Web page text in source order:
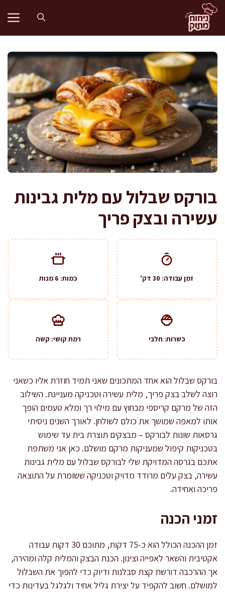
לדלג
לתוכן
בורקס שבלול עם מלית גבינות
עשירה ובצק פריך
זמן עבודה: 30 דק' כמות: 6 מנות
כשרות: חלבי רמת קושי: קשה
בורקס שבלול הוא אחד המתכונים שאני תמיד חוזרת אליו כשאני
רוצה לשלב בצק פריך, מלית עשירה וטכניקה מעניינת. השילוב
הזה של מרקם קריספי מבחוץ עם מילוי רך ומלא טעמים הופך
אותו למאפה שמושך את כולם לשולחן. לאורך השנים ניסיתי
גרסאות שונות לבורקס – מבצקים תוצרת בית עד שימוש
בטכניקות קיפול שמעניקות מרקם מושלם. כאן אני משתפת
אתכם בגרסה המדויקת שלי לבורקס שבלול עם מלית גבינות
עשירה, בצק עלים מרודד מדויק וטכניקה ששומרת על התוצאה
פריכה ואחידה.
זמני הכנה
זמן ההכנה הכולל הוא כ-75 דקות, מתוכם 30 דקות עבודה
אקטיבית והשאר לאפייה וצינון. הכנת הבצק והמלית קלה ומהירה,
אך ההרכבה דורשת קצת סבלנות ודיוק כדי להפוך את השבלול
למושלם. חשוב להקפיד על יצירת גליל אחיד ולגלגל בעדינות כדי